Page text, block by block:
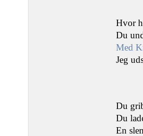
Hvor hellig
Du
Med
Jeg udstak
Du griber
Du lader alt
En